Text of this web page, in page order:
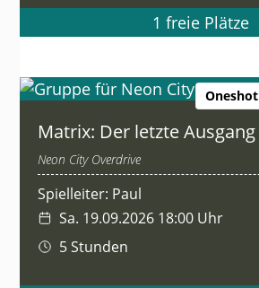
1 freie Plätze
Oneshot
Matrix: Der letzte Ausgang
Neon City Overdrive
Spielleiter: Paul
Sa. 19.09.2026 18:00 Uhr
5 Stunden